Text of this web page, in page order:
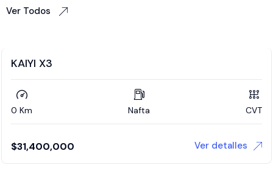
Ver Todos
KAIYI X3
0 Km Nafta CVT
$31,400,000 Ver detalles